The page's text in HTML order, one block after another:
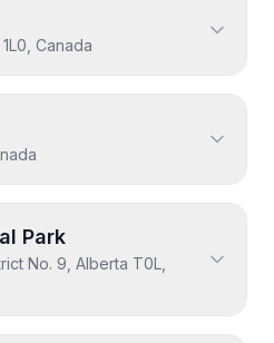
Canada
Park
No. 9, Alberta T0L,